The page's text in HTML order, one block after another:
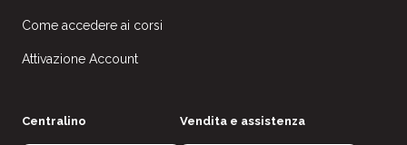
Come accedere ai corsi
Attivazione Account
Centralino Vendita e assistenza